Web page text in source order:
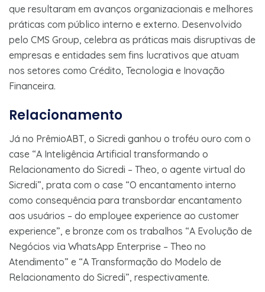
que resultaram em avanços organizacionais e melhores
práticas com público interno e externo. Desenvolvido
pelo CMS Group, celebra as práticas mais disruptivas de
empresas e entidades sem fins lucrativos que atuam
nos setores como Crédito, Tecnologia e Inovação
Financeira.
Relacionamento
Já no PrêmioABT, o Sicredi ganhou o troféu ouro com o
case “A Inteligência Artificial transformando o
Relacionamento do Sicredi – Theo, o agente virtual do
Sicredi”, prata com o case “O encantamento interno
como consequência para transbordar encantamento
aos usuários – do employee experience ao customer
experience”, e bronze com os trabalhos “A Evolução de
Negócios via WhatsApp Enterprise – Theo no
Atendimento” e “A Transformação do Modelo de
Relacionamento do Sicredi”, respectivamente.